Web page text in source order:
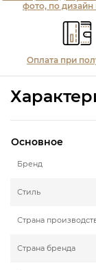
фото, по дизайн
Оплата при
Основное
Бренд
Стиль
Страна
Страна бренда